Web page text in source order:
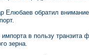
Елюбаев обратил
в пользу транзита
зерна.